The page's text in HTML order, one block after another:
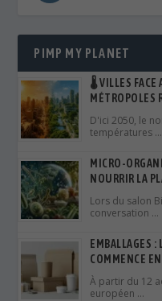
PIMP MY PLANET
🌡️ VILLES FACE
MÉTROPOLES
D'ici 2050, le
températures …
MICRO-
NOURRIR LA
Lors du salon
conversation …
EMBALLAGES :
COMMENCE
À partir du 12
européen …